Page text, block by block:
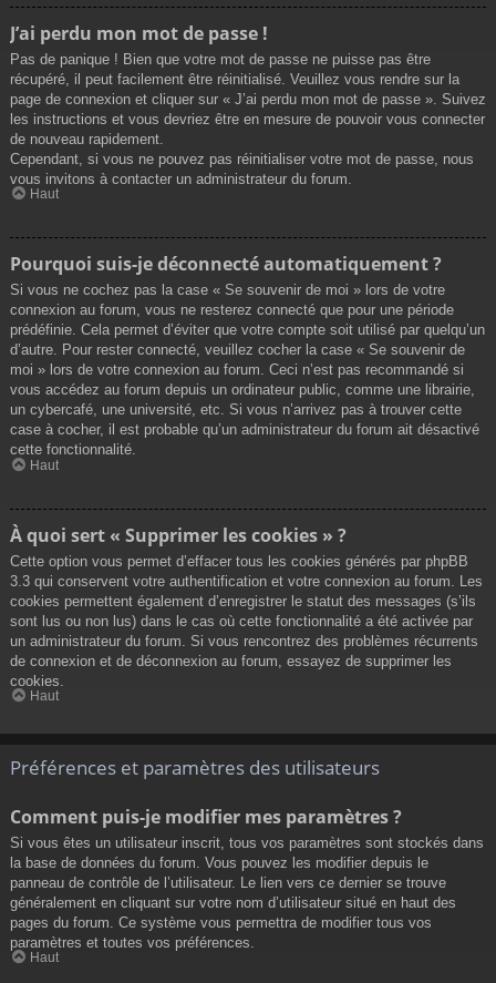
J’ai perdu mon mot de passe !
Pas de panique ! Bien que votre mot de passe ne puisse pas être
récupéré, il peut facilement être réinitialisé. Veuillez vous rendre sur la
page de connexion et cliquer sur « J’ai perdu mon mot de passe ». Suivez
les instructions et vous devriez être en mesure de pouvoir vous connecter
de nouveau rapidement.
Cependant, si vous ne pouvez pas réinitialiser votre mot de passe, nous
vous invitons à contacter un administrateur du forum.
Haut
Pourquoi suis-je déconnecté automatiquement ?
Si vous ne cochez pas la case « Se souvenir de moi » lors de votre
connexion au forum, vous ne resterez connecté que pour une période
prédéfinie. Cela permet d’éviter que votre compte soit utilisé par quelqu’un
d’autre. Pour rester connecté, veuillez cocher la case « Se souvenir de
moi » lors de votre connexion au forum. Ceci n’est pas recommandé si
vous accédez au forum depuis un ordinateur public, comme une librairie,
un cybercafé, une université, etc. Si vous n’arrivez pas à trouver cette
case à cocher, il est probable qu’un administrateur du forum ait désactivé
cette fonctionnalité.
Haut
À quoi sert « Supprimer les cookies » ?
Cette option vous permet d’effacer tous les cookies générés par phpBB
3.3 qui conservent votre authentification et votre connexion au forum. Les
cookies permettent également d’enregistrer le statut des messages (s’ils
sont lus ou non lus) dans le cas où cette fonctionnalité a été activée par
un administrateur du forum. Si vous rencontrez des problèmes récurrents
de connexion et de déconnexion au forum, essayez de supprimer les
cookies.
Haut
Préférences et paramètres des utilisateurs
Comment puis-je modifier mes paramètres ?
Si vous êtes un utilisateur inscrit, tous vos paramètres sont stockés dans
la base de données du forum. Vous pouvez les modifier depuis le
panneau de contrôle de l’utilisateur. Le lien vers ce dernier se trouve
généralement en cliquant sur votre nom d’utilisateur situé en haut des
pages du forum. Ce système vous permettra de modifier tous vos
paramètres et toutes vos préférences.
Haut